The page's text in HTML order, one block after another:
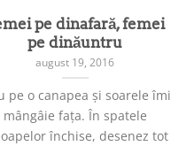
pe dinafară, femei
pe dinăuntru
august 19, 2016
pe o canapea și soarele îmi
mângâie fața. În spatele
închise, desenez tot